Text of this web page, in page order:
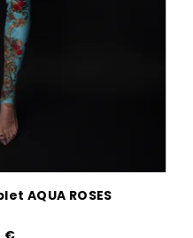
AQUA ROSES